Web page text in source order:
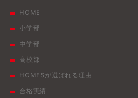
HOME
小学部
中学部
高校部
HOMESが選ばれる理由
合格実績